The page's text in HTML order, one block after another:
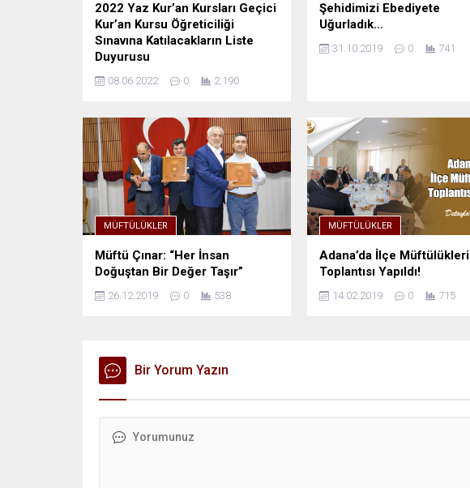
2022 Yaz Kur’an Kursları Geçici
Kur’an Kursu Öğreticiliği
Sınavına Katılacakların Liste
Duyurusu
08.06.2022 0 2.190
Şehidimizi Ebediyete
Uğurladık…
31.10.2019 0 741
MÜFTÜLÜKLER
Müftü Çınar: “Her İnsan
Doğuştan Bir Değer Taşır”
26.12.2019 0 538
MÜFTÜLÜKLER
Adana’da İlçe Müftülükleri
Toplantısı Yapıldı!
14.02.2019 0 715
Bir Yorum Yazın